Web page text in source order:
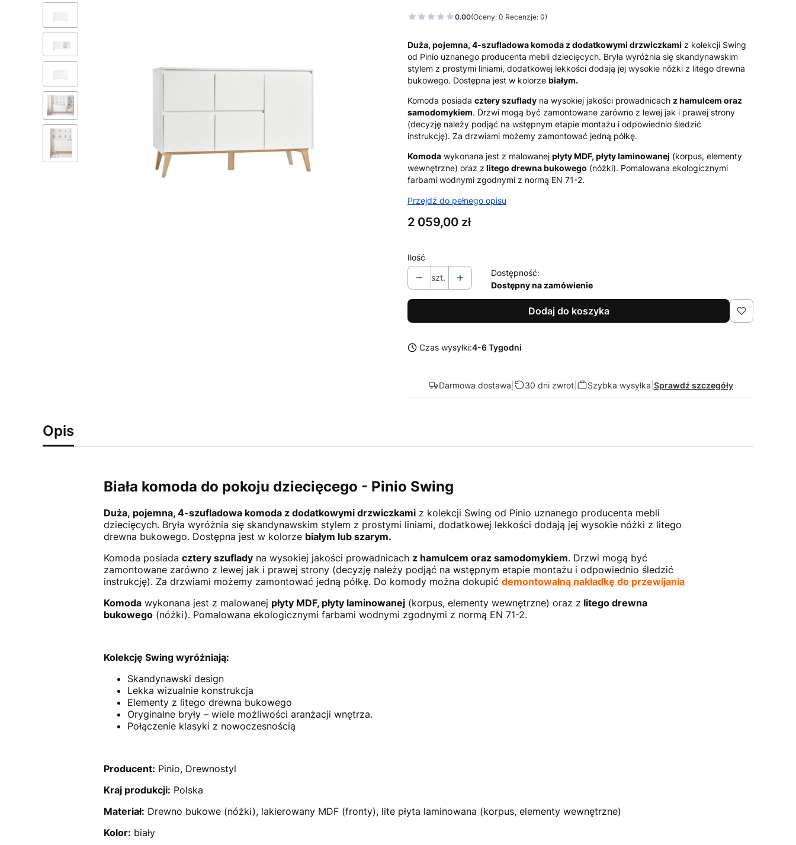
0.00(Oceny: 0 Recenzje: 0)
Duża, pojemna, 4-szufladowa komoda z dodatkowymi drzwiczkami z kolekcji Swing
od Pinio uznanego producenta mebli dziecięcych. Bryła wyróżnia się skandynawskim
stylem z prostymi liniami, dodatkowej lekkości dodają jej wysokie nóżki z litego drewna
bukowego. Dostępna jest w kolorze białym.
Komoda posiada cztery szuflady na wysokiej jakości prowadnicach z hamulcem oraz
samodomykiem. Drzwi mogą być zamontowane zarówno z lewej jak i prawej strony
(decyzję należy podjąć na wstępnym etapie montażu i odpowiednio śledzić
instrukcję). Za drzwiami możemy zamontować jedną półkę.
Komoda wykonana jest z malowanej płyty MDF, płyty laminowanej (korpus, elementy
wewnętrzne) oraz z litego drewna bukowego (nóżki). Pomalowana ekologicznymi
farbami wodnymi zgodnymi z normą EN 71-2.
Przejdź do pełnego opisu
Cena
2 059,00 zł
Ilość
szt.
Dostępność:
Dostępny na zamówienie
Dodaj do koszyka
Czas wysyłki:4-6 Tygodni
Darmowa dostawa 30 dni zwrot| Szybka wysyłka Sprawdź szczegóły
Opis
Biała komoda do pokoju dziecięcego - Pinio Swing
Duża, pojemna, 4-szufladowa komoda z dodatkowymi drzwiczkamiz kolekcji Swing od Pinio uznanego producenta mebli
dziecięcych. Bryła wyróżnia się skandynawskim stylem z prostymi liniami, dodatkowej lekkości dodają jej wysokie nóżki z litego
drewna bukowego. Dostępna jest w kolorze białym lub szarym.
Komoda posiada cztery szufladyna wysokiej jakości prowadnicach z hamulcem oraz samodomykiem. Drzwi mogą być
zamontowane zarówno z lewej jak i prawej strony (decyzję należy podjąć na wstępnym etapie montażu i odpowiednio śledzić
instrukcję). Za drzwiami możemy zamontować jedną półkę. Do komody można dokupić demontowalną nakładkę do przewijania
Komodawykonana jest z malowanej płyty MDF, płyty laminowanej(korpus, elementy wewnętrzne) oraz z litego drewna
bukowego(nóżki). Pomalowana ekologicznymi farbami wodnymi zgodnymi z normą EN 71-2.
Kolekcję Swing wyróżniają:
Skandynawski design
Lekka wizualnie konstrukcja
Elementy z litego drewna bukowego
Oryginalne bryły – wiele możliwości aranżacji wnętrza.
Połączenie klasyki z nowoczesnością
Producent: Pinio, Drewnostyl
Kraj produkcji: Polska
Materiał: Drewno bukowe (nóżki), lakierowany MDF (fronty), lite płyta laminowana (korpus, elementy wewnętrzne)
Kolor: biały